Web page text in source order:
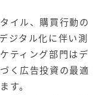
パッケージ
イル、購買行動の
ジタル化に伴い測
ティング部門はデ
く広告投資の最適
す。